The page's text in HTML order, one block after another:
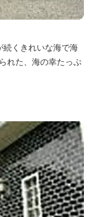
くきれいな海で海
れた、海の幸たっぷ